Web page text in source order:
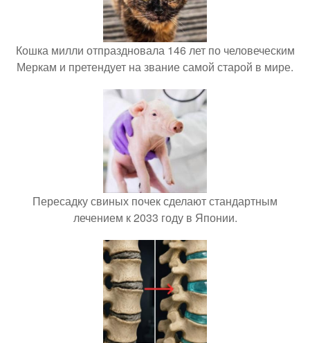
Кошка милли отпраздновала 146 лет по человеческим
Меркам и претендует на звание самой старой в мире.
Пересадку свиных почек сделают стандартным
лечением к 2033 году в Японии.